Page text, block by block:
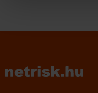
adatokkal, amelyeket